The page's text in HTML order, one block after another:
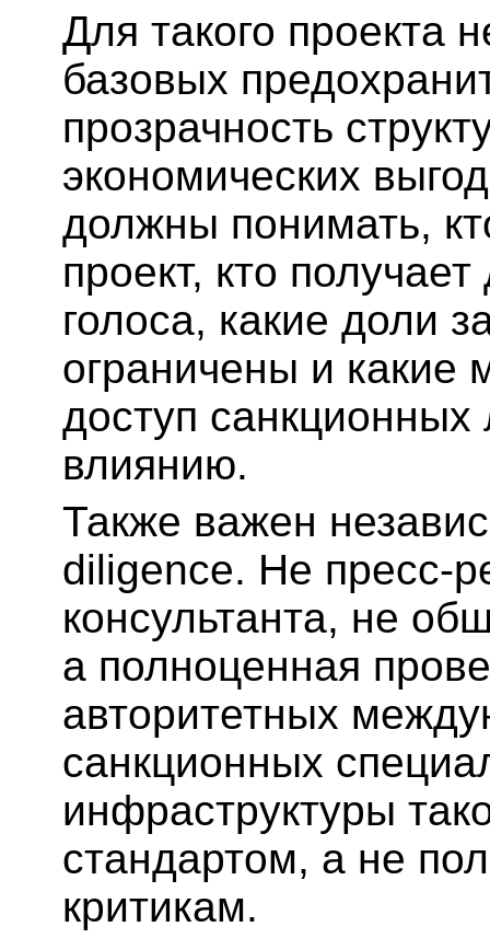
Для такого проекта
базовых
прозрачность
экономических
должны понимать,
проект, кто
голоса, какие доли
ограничены и какие
доступ
влиянию.
Также важен
diligence. Не пресс-
консультанта, не
а полноценная
авторитетных
санкционных
инфраструктуры
стандартом, а не
критикам.